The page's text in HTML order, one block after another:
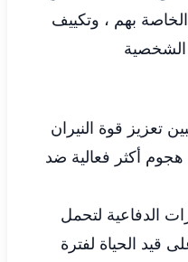
بهم ، وتكييف
الشخصية
تعزيز قوة النيران
أكثر فعالية ضد
الدفاعية لتحمل
قيد الحياة لفترة